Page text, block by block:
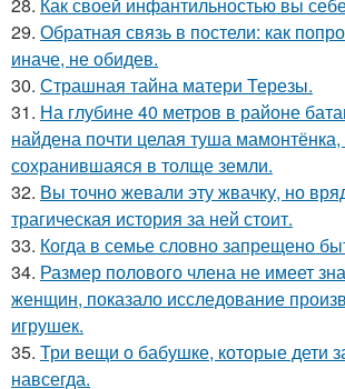
29. Обратная связь в постели: как
иначе, не обидев.
30. Страшная тайна матери Терезы.
31. На глубине 40 метров в районе
найдена почти целая туша
сохранившаяся в толще земли.
32. Вы точно жевали эту жвачку, но
трагическая история за ней стоит.
33. Когда в семье словно запрещено
34. Размер полового члена не имеет
женщин, показало исследование
игрушек.
35. Три вещи о бабушке, которые дети
навсегда.